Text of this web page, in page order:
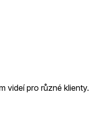
videí pro různé klienty.